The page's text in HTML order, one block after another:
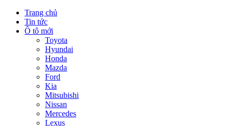
Trang chủ
Tin tức
Ô tô mới
Toyota
Hyundai
Honda
Mazda
Ford
Kia
Mitsubishi
Nissan
Mercedes
Lexus